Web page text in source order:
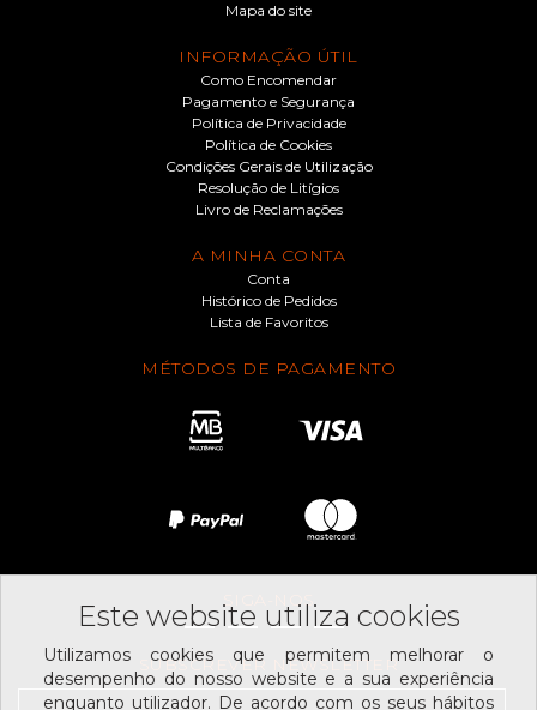
Mapa do site
INFORMAÇÃO ÚTIL
Como Encomendar
Pagamento e Segurança
Política de Privacidade
Política de Cookies
Condições Gerais de Utilização
Resolução de Litígios
Livro de Reclamações
A MINHA CONTA
Conta
Histórico de Pedidos
Lista de Favoritos
MÉTODOS DE PAGAMENTO
SIGA-NOS
SUBSCREVER NEWSLETTER
Este website utiliza cookies
Utilizamos cookies que permitem melhorar o
desempenho do nosso website e a sua experiência
enquanto utilizador. De acordo com os seus hábitos